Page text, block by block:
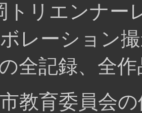
トリエンナー
レーション
全記録、全
教育委員会